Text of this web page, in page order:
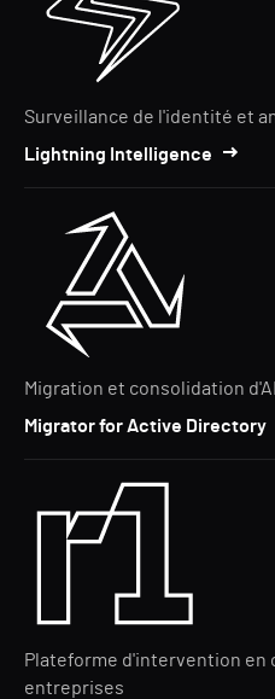
Surveillance de l'identité et
Lightning Intelligence
Migration et consolidation
Migrator for Active Directory
Plateforme d'intervention en
entreprises